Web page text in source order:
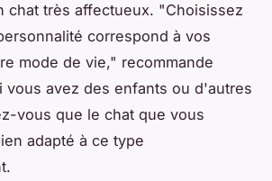
chat très affectueux. "Choisissez
correspond à vos
mode de vie," recommande
vous avez des enfants ou d'autres
vous que le chat que vous
adapté à ce type